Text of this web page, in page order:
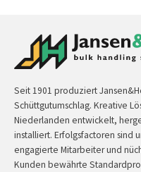
Seit 1901 produziert
Schüttgutumschlag. Kreative
Niederlanden entwickelt,
installiert. Erfolgsfactoren sind
engagierte Mitarbeiter und
Kunden bewährte